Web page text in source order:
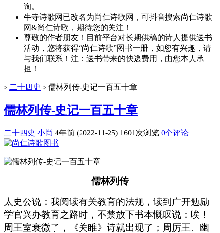
询。
牛寺诗歌网已改名为尚仁诗歌网，可抖音搜索尚仁诗歌
网&尚仁诗歌，期待您的关注！
尊敬的作者朋友！目前平台对长期供稿的诗人提供送书
活动，您将获得“尚仁诗歌”图书一册，如您有兴趣，请
与我们联系！注：送书带来的快递费用，由您本人承
担！
> 二十四史 > 儒林列传-史记一百五十章
儒林列传-史记一百五十章
二十四史 小尚 4年前 (2022-11-25) 1601次浏览 0个评论
儒林列传
太史公说：我阅读有关教育的法规，读到广开勉励
学官兴办教育之路时，不禁放下书本慨叹说：唉！
周王室衰微了，《关睢》诗就出现了；周厉王、幽